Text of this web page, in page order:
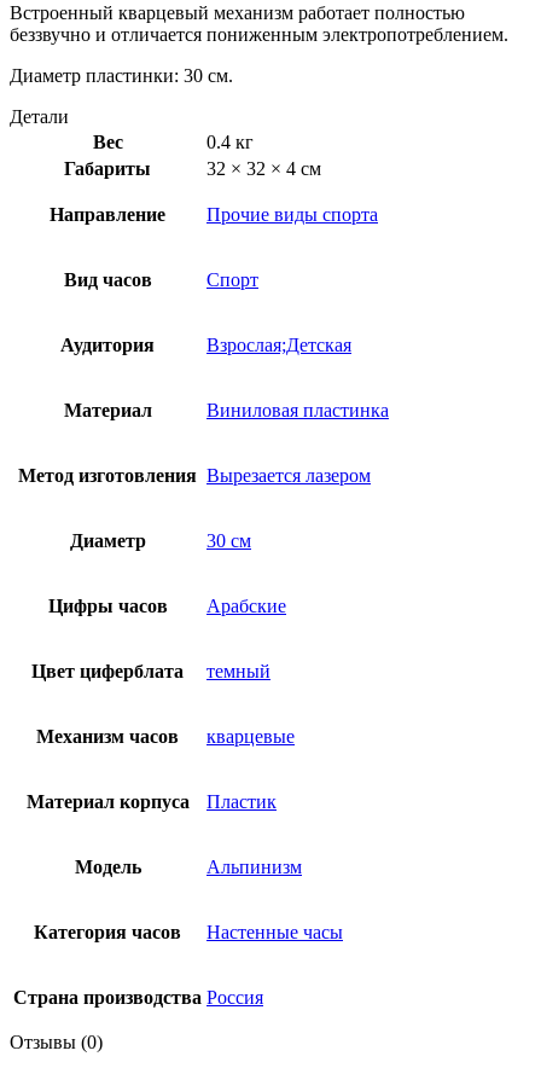
Встроенный кварцевый механизм работает полностью
беззвучно и отличается пониженным электропотреблением.
Диаметр пластинки: 30 см.
Детали
Вес
0.4 кг
Габариты
32 × 32 × 4 см
Направление Прочие виды спорта
Вид часов Спорт
Аудитория Взрослая;Детская
Материал Виниловая пластинка
Метод изготовления Вырезается лазером
Диаметр 30 см
Цифры часов Арабские
Цвет циферблата темный
Механизм часов кварцевые
Материал корпуса Пластик
Модель Альпинизм
Категория часов Настенные часы
Страна производства Россия
Отзывы (0)